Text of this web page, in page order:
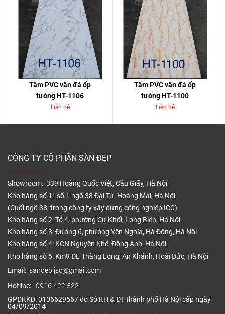
Tấm PVC vân đá ốp
tường HT-1106
Liên hệ
Tấm PVC vân đá ốp
tường HT-1100
Liên hệ
CÔNG TY CỔ PHẦN SÀN ĐẸP
Showroom: 339 Hoàng Quốc Việt, Cầu Giấy, Hà Nội
Kho hàng số 1: số 1 ngõ 38 Đại Từ, Hoàng Mai, Hà Nội
(Cuối ngõ 38, trong công ty xây dựng công nghiệp ICC)
Kho hàng số 2: Tổ 4, phường Cự Khối, Long Biên, Hà Nội
Kho hàng số 3: Đường 6, phường Yên Nghĩa, Hà Đông, Hà Nội
Kho hàng số 4: KCN Nguyên Khê, Đông Anh, Hà Nội
Kho hàng số 5: Km9 ĐL Thăng Long, An Khánh, Hoài Đức, Hà Nội
Email: sandep.jsc@gmail.com
Hotline: 0916.422.522
GPĐKKD: 0106629567 do Sở KH & ĐT thành phố Hà Nội cấp ngày
04/09/2014